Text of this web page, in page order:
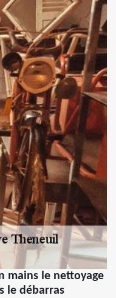
mains le nettoyage
le débarras